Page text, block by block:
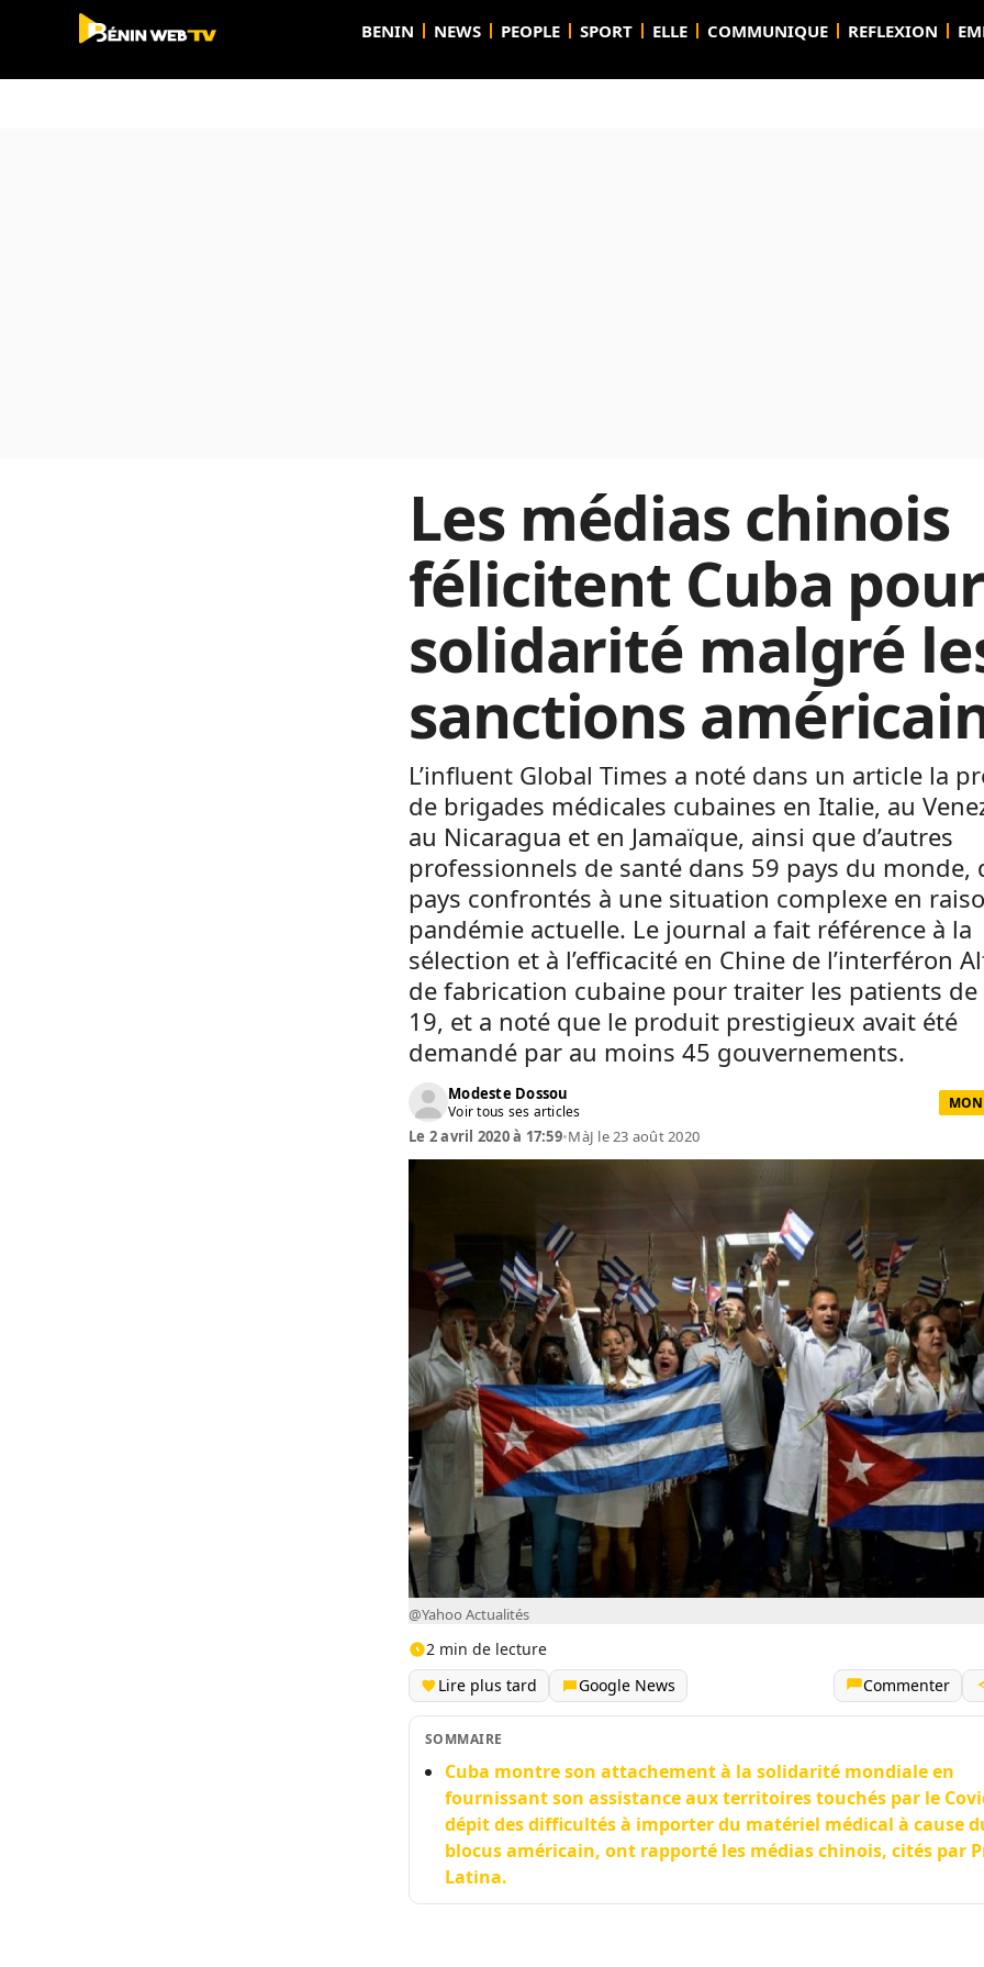
BENIN NEWS PEOPLE SPORT ELLE COMMUNIQUE REFLEXION
Les médias chinois
félicitent Cuba
solidarité malgré
sanctions
L’influent Global Times a noté dans un article la
de brigades médicales cubaines en Italie, au
au Nicaragua et en Jamaïque, ainsi que d’autres
professionnels de santé dans 59 pays du monde,
pays confrontés à une situation complexe en
pandémie actuelle. Le journal a fait référence à la
sélection et à l’efficacité en Chine de l’interféron
de fabrication cubaine pour traiter les patients de
19, et a noté que le produit prestigieux avait été
demandé par au moins 45 gouvernements.
Modeste Dossou
Voir tous ses articles
Le 2 avril 2020 à 17:59•MàJ le 23 août 2020
@Yahoo Actualités
2 min de lecture
Lire plus tard
Google News Commenter
SOMMAIRE
Cuba montre son attachement à la solidarité mondiale en
fournissant son assistance aux territoires touchés par le
dépit des difficultés à importer du matériel médical à cause
blocus américain, ont rapporté les médias chinois, cités par
Latina.